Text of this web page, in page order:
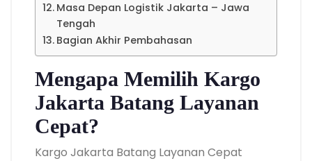
Masa Depan Logistik Jakarta – Jawa
Tengah
Bagian Akhir Pembahasan
Mengapa Memilih Kargo
Jakarta Batang Layanan
Cepat?
Kargo Jakarta Batang Layanan Cepat